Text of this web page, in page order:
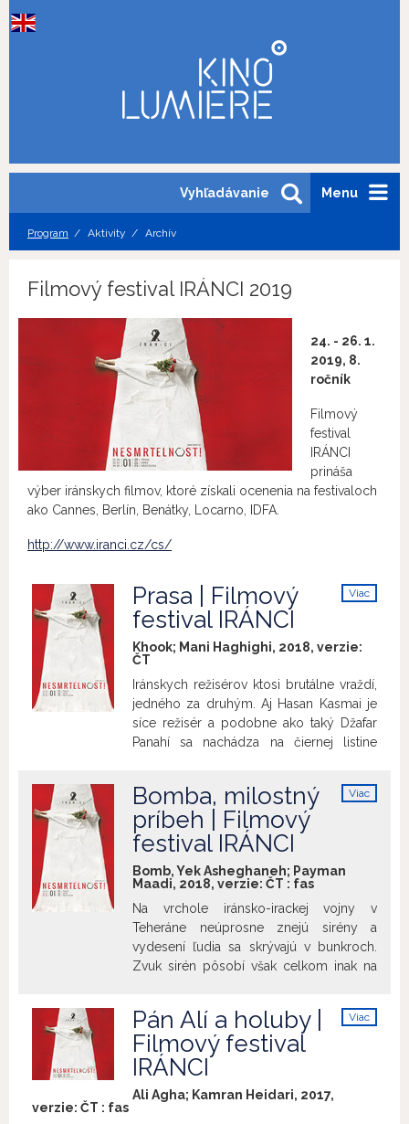
Menu
Vyhľadávanie
Program Aktivity Archív
Filmový festival IRÁNCI 2019
24. - 26. 1.
2019, 8.
ročník
Filmový
festival
IRÁNCI
prináša
výber iránskych filmov, ktoré získali ocenenia na festivaloch
ako Cannes, Berlín, Benátky, Locarno, IDFA.
http://www.iranci.cz/cs/
Viac
Prasa | Filmový
festival IRÁNCI
Khook; Mani Haghighi, 2018, verzie:
ČT
Iránskych režisérov ktosi brutálne vraždí,
jedného za druhým. Aj Hasan Kasmai je
síce režisér a podobne ako taký Džafar
Panahí sa nachádza na čiernej listine
práve jemu? Ambiciózny, mierne
hysterický a poriadne zdochliacky filmár
sa teda vydáva po krvavej stope. Z jeho
plný nezmyslov, inotajov a omylov. Mani
autobiografické bláznivé podobenstvo o
spoločnosti, ktorá žije na pokraji strachu,
ale nebojí sa o svojej existencii
prehovoriť s cynickým úškľabkom. Prasa
komédia i pokrivené gitarové sólo v cele
autoritárskeho štátu.
Viac
Bomba, milostný
príbeh | Filmový
festival IRÁNCI
Bomb, Yek Asheghaneh; Payman
Maadi, 2018, verzie: ČT : fas
Na vrchole iránsko-irackej vojny v
Teheráne neúprosne znejú sirény a
vydesení ľudia sa skrývajú v bunkroch.
Zvuk sirén pôsobí však celkom inak na
minulosť, ktorá ich rozdeľuje o trošku
viac vždy, keď zaznie siréna. Film Bomba,
milostný príbeh prináša úprimný a
iránskej nedávnej histórie. Umožňuje
Viac
Pán Alí a holuby |
Filmový festival
IRÁNCI
Ali Agha; Kamran Heidari, 2017,
verzie: ČT : fas